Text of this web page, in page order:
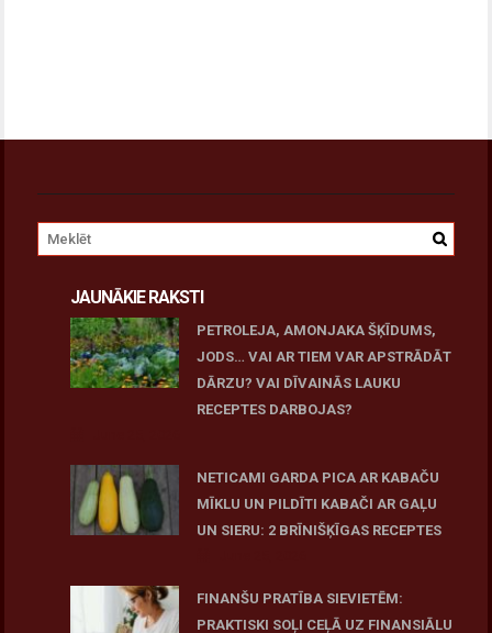
JAUNĀKIE RAKSTI
PETROLEJA, AMONJAKA ŠĶĪDUMS,
JODS… VAI AR TIEM VAR APSTRĀDĀT
DĀRZU? VAI DĪVAINĀS LAUKU
RECEPTES DARBOJAS?
NETICAMI GARDA PICA AR KABAČU
MĪKLU UN PILDĪTI KABAČI AR GAĻU
UN SIERU: 2 BRĪNIŠĶĪGAS RECEPTES
FINANŠU PRATĪBA SIEVIETĒM:
PRAKTISKI SOĻI CEĻĀ UZ FINANSIĀLU